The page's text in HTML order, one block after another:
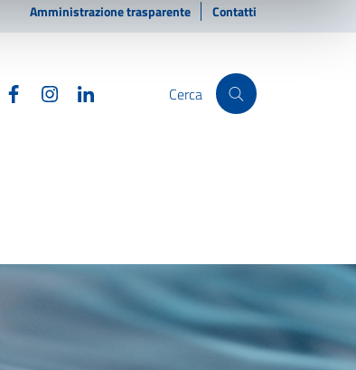
Amministrazione trasparente Contatti
FacebookInstagram Cerca